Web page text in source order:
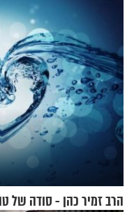
הרב זמיר כהן - סודה של